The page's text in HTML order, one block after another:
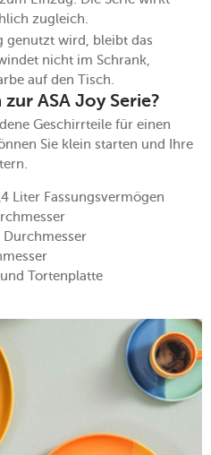
zugleich.
genutzt wird, bleibt das
nicht im Schrank,
auf den Tisch.
ASA Joy Serie?
Geschirrteile für einen
Sie klein starten und Ihre
Liter Fassungsvermögen
Tortenplatte